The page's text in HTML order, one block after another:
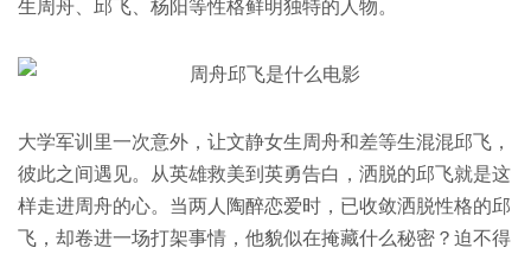
大学军训里一次意外，让文静女生周舟和差等生混混邱飞，
彼此之间遇见。从英雄救美到英勇告白，洒脱的邱飞就是这
样走进周舟的心。当两人陶醉恋爱时，已收敛洒脱性格的邱
飞，却卷进一场打架事情，他貌似在掩藏什么秘密？迫不得